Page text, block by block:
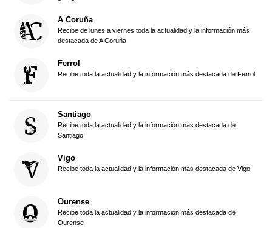
A Coruña
Recibe de lunes a viernes toda la actualidad y la información más
destacada de A Coruña
Ferrol
Recibe toda la actualidad y la información más destacada de Ferrol
Santiago
Recibe toda la actualidad y la información más destacada de
Santiago
Vigo
Recibe toda la actualidad y la información más destacada de Vigo
Ourense
Recibe toda la actualidad y la información más destacada de
Ourense